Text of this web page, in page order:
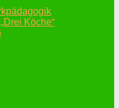
Köche“